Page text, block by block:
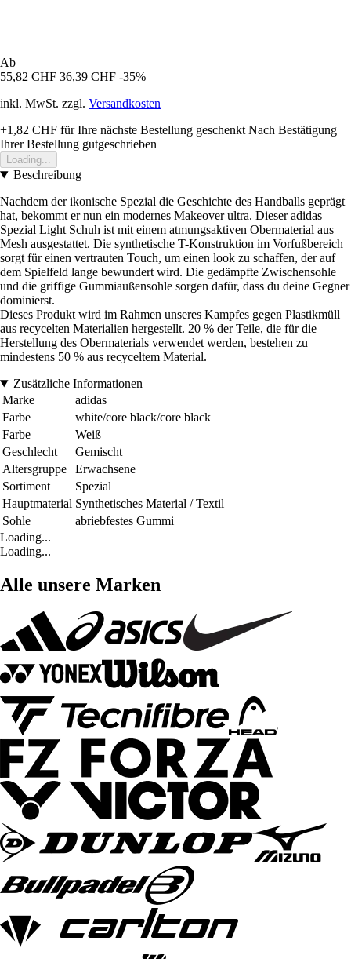
Ab
55,82 CHF 36,39 CHF -35%
inkl. MwSt. zzgl. Versandkosten
+1,82 CHF für Ihre nächste Bestellung geschenkt Nach Bestätigung
Ihrer Bestellung gutgeschrieben
Loading...
Beschreibung
Nachdem der ikonische Spezial die Geschichte des Handballs geprägt
hat, bekommt er nun ein modernes Makeover ultra. Dieser adidas
Spezial Light Schuh ist mit einem atmungsaktiven Obermaterial aus
Mesh ausgestattet. Die synthetische T-Konstruktion im Vorfußbereich
sorgt für einen vertrauten Touch, um einen look zu schaffen, der auf
dem Spielfeld lange bewundert wird. Die gedämpfte Zwischensohle
und die griffige Gummiaußensohle sorgen dafür, dass du deine Gegner
dominierst.
Dieses Produkt wird im Rahmen unseres Kampfes gegen Plastikmüll
aus recycelten Materialien hergestellt. 20 % der Teile, die für die
Herstellung des Obermaterials verwendet werden, bestehen zu
mindestens 50 % aus recyceltem Material.
Zusätzliche Informationen
Marke
adidas
Farbe
white/core black/core black
Farbe
Weiß
Geschlecht
Gemischt
Altersgruppe
Erwachsene
Sortiment
Spezial
Hauptmaterial Synthetisches Material / Textil
Sohle
abriebfestes Gummi
Loading...
Loading...
Alle unsere Marken